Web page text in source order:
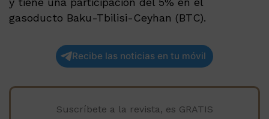
gasoducto Baku-Tbilisi-Ceyhan (BTC).
Recibe las noticias en tu móvil
Suscríbete a la revista, es GRATIS